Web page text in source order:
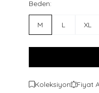
Beden:
M L XL
Koleksiyon Fiyat